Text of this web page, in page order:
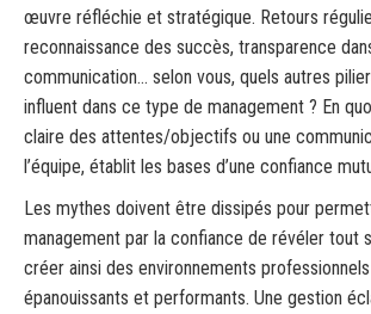
œuvre réfléchie et stratégique. Retours
reconnaissance des succès, transparence
communication… selon vous, quels autres
influent dans ce type de management ? En
claire des attentes/objectifs ou une
l’équipe, établit les bases d’une confiance
Les mythes doivent être dissipés pour
management par la confiance de révéler tout
créer ainsi des environnements
épanouissants et performants. Une gestion